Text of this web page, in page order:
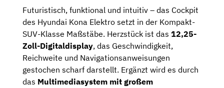
Futuristisch, funktional und intuitiv – das Cockpit
des Hyundai Kona Elektro setzt in der Kompakt-
SUV-Klasse Maßstäbe. Herzstück ist das 12,25-
Zoll-Digitaldisplay, das Geschwindigkeit,
Reichweite und Navigationsanweisungen
gestochen scharf darstellt. Ergänzt wird es durch
das Multimediasystem mit großem